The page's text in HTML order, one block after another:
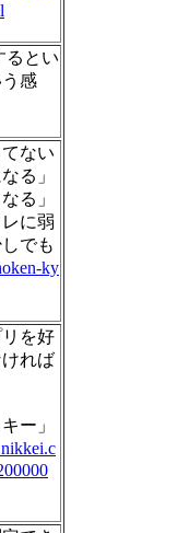
るとい
感
ない
る」
る」
に弱
でも
ky
を好
れば
ー」